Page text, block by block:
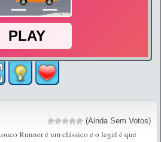
(Ainda Sem Votos)
Runner é um clássico e o legal é que